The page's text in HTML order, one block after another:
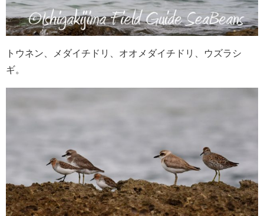
トウネン、メダイチドリ、オオメダイチドリ、ウズラシ
ギ。